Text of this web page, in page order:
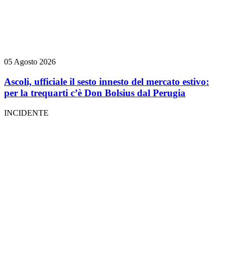
05 Agosto 2026
Ascoli, ufficiale il sesto innesto del mercato estivo:
per la trequarti c’è Don Bolsius dal Perugia
INCIDENTE